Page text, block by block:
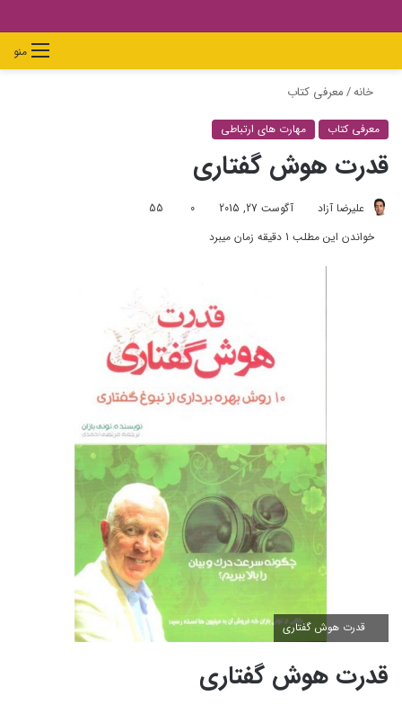
منوجستجو
برایپوسته
سبد
خانه/معرفی کتاب
معرفی کتاب مهارت های ارتباطی
قدرت هوش گفتاری
علیرضا آزاد آگوست 27, 2015 0
55
خواندن این مطلب 1 دقیقه زمان میبرد
قدرت هوش گفتاری
قدرت هوش گفتاری